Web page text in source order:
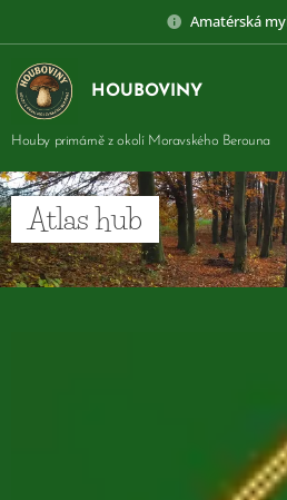
Amatérská
HOUBOVINY
Houby primárně z okolí Moravského Berouna
Atlas hub